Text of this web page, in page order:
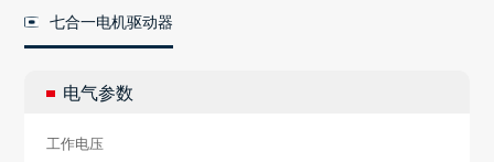
七合一电机驱动器
电气参数
工作电压